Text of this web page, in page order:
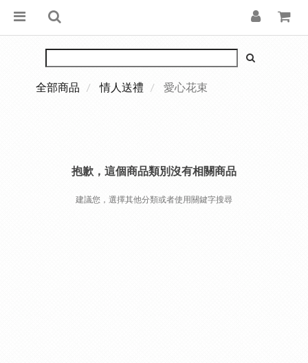
全部商品 情人送禮 愛心花束
抱歉，這個商品類別沒有相關商品
建議您，選擇其他分類或者使用關鍵字搜尋